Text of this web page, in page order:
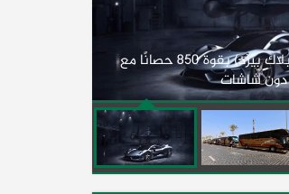
هينيسي تطرح طراز (بلاك بيرد) بقوة 850 حصانًا مع
دون شاشات